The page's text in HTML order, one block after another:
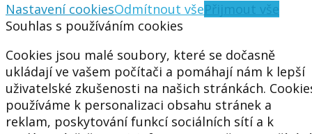
Nastavení cookiesOdmítnout všePřijmout vše
Souhlas s používáním cookies
Cookies jsou malé soubory, které se dočasně
ukládají ve vašem počítači a pomáhají nám k lepší
uživatelské zkušenosti na našich stránkách.
používáme k personalizaci obsahu stránek a
reklam, poskytování funkcí sociálních sítí a k